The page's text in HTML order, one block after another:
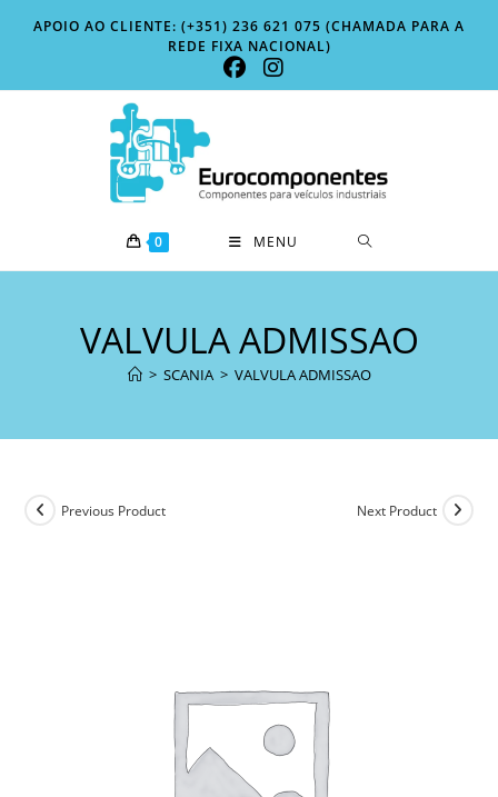
APOIO AO CLIENTE: (+351) 236 621 075 (CHAMADA PARA A
REDE FIXA NACIONAL)
0 MENU
VALVULA ADMISSAO
> SCANIA > VALVULA ADMISSAO
Previous Product Next Product